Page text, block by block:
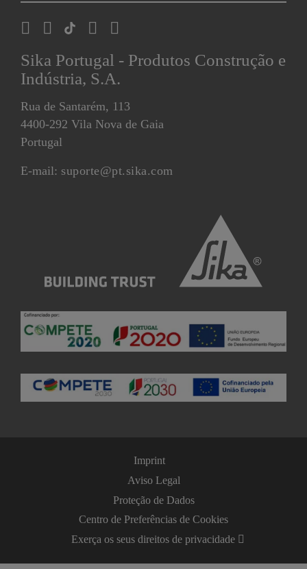
Sika Portugal - Produtos Construção e
Indústria, S.A.
Rua de Santarém, 113
4400-292 Vila Nova de Gaia
Portugal
E-mail: suporte@pt.sika.com
Imprint
Aviso Legal
Proteção de Dados
Centro de Preferências de Cookies
Exerça os seus direitos de privacidade